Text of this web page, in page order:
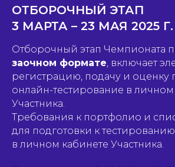
ОТБОРОЧНЫЙ ЭТАП
3 МАРТА – 23 МАЯ 2025 Г.
Отборочный этап Чемпионата
заочном формате, включает
регистрацию, подачу и оценку
онлайн-тестирование в личном
Участника.
Требования к портфолио и
для подготовки к
в личном кабинете Участника.